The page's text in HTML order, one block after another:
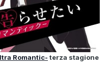
Romantic- terza stagione